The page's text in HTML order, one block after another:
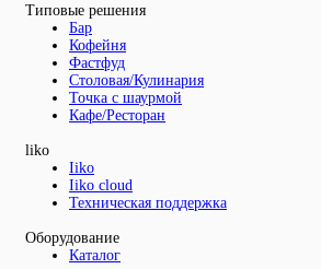
Типовые решения
Бар
Кофейня
Фастфуд
Столовая/Кулинария
Точка с шаурмой
Кафе/Ресторан
liko
Iiko
Iiko cloud
Техническая поддержка
Оборудование
Каталог